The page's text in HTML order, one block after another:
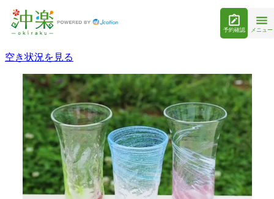
予約確認 メニュー
空き状況を見る